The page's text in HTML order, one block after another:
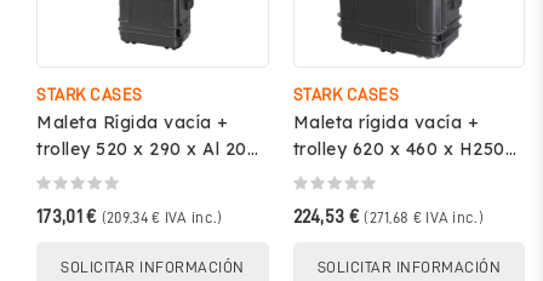
STARK CASES
Maleta Rígida vacía +
trolley 520 x 290 x Al 200
mm int. Negro - STARK...
173,01 € (209,34 € IVA inc.)
SOLICITAR INFORMACIÓN
STARK CASES
Maleta rígida vacía +
trolley 620 x 460 x H250
mm int. Negro - STARK...
224,53 € (271,68 € IVA inc.)
SOLICITAR INFORMACIÓN